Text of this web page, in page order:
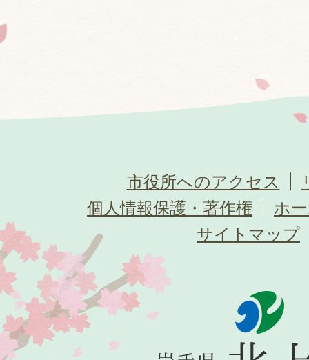
市役所へのアクセス
個人情報保護・著作権
ホ
サイトマップ